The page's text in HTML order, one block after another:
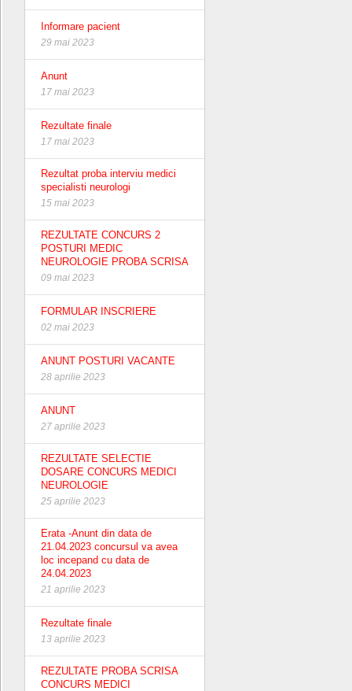
Informare pacient
29 mai 2023
Anunt
17 mai 2023
Rezultate finale
17 mai 2023
Rezultat proba interviu medici
specialisti neurologi
15 mai 2023
REZULTATE CONCURS 2
POSTURI MEDIC
NEUROLOGIE PROBA SCRISA
09 mai 2023
FORMULAR INSCRIERE
02 mai 2023
ANUNT POSTURI VACANTE
28 aprilie 2023
ANUNT
27 aprilie 2023
REZULTATE SELECTIE
DOSARE CONCURS MEDICI
NEUROLOGIE
25 aprilie 2023
Erata -Anunt din data de
21.04.2023 concursul va avea
loc incepand cu data de
24.04.2023
21 aprilie 2023
Rezultate finale
13 aprilie 2023
REZULTATE PROBA SCRISA
CONCURS MEDICI